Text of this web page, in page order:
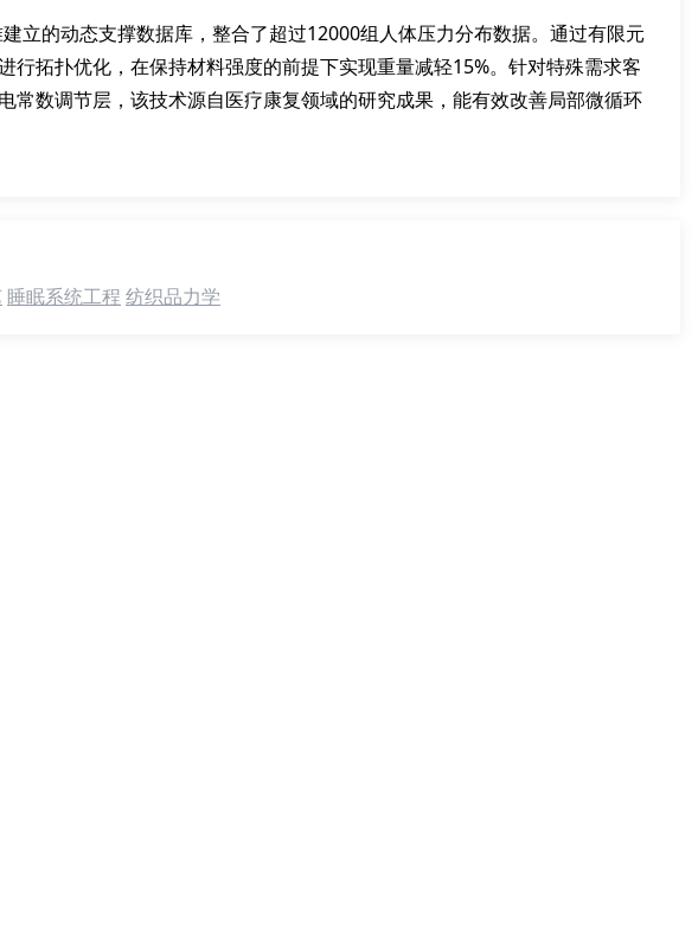
立的动态支撑数据库，整合了超过12000组人体压力分布数据。通过有限元
行拓扑优化，在保持材料强度的前提下实现重量减轻15%。针对特殊需求客
常数调节层，该技术源自医疗康复领域的研究成果，能有效改善局部微循环
睡眠系统工程 纺织品力学